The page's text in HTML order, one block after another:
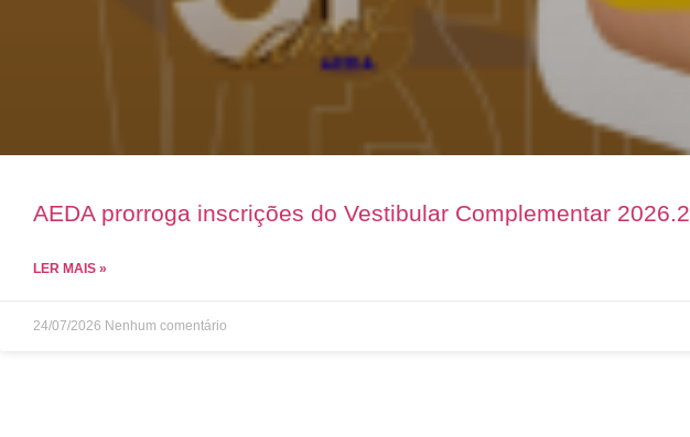
AEDA prorroga inscrições do Vestibular Complementar 2026.2
LER MAIS »
24/07/2026 Nenhum comentário